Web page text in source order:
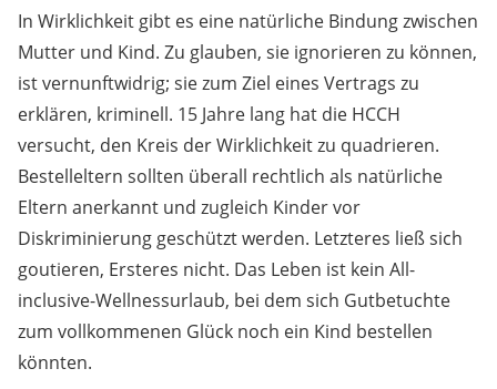
In Wirklichkeit gibt es eine natürliche Bindung zwischen
Mutter und Kind. Zu glauben, sie ignorieren zu können,
ist vernunftwidrig; sie zum Ziel eines Vertrags zu
erklären, kriminell. 15 Jahre lang hat die HCCH
versucht, den Kreis der Wirklichkeit zu quadrieren.
Bestelleltern sollten überall rechtlich als natürliche
Eltern anerkannt und zugleich Kinder vor
Diskriminierung geschützt werden. Letzteres ließ sich
goutieren, Ersteres nicht. Das Leben ist kein All-
inclusive-Wellnessurlaub, bei dem sich Gutbetuchte
zum vollkommenen Glück noch ein Kind bestellen
könnten.